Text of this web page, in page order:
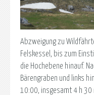
Abzweigung zu
Felskessel, bis zum
die Hochebene hinauf.
Bärengraben und links
10:00, insgesamt 4 h 30